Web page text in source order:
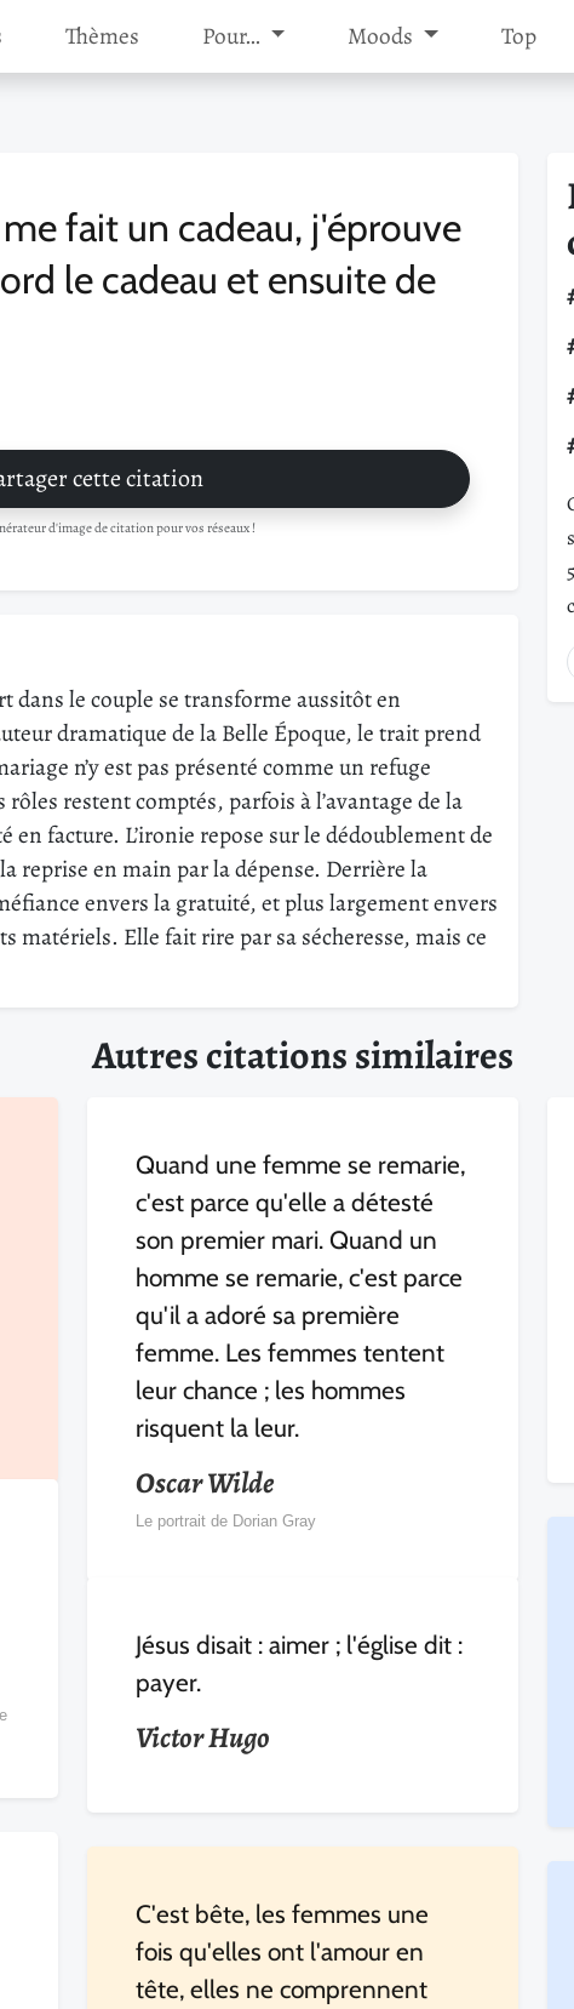
Thèmes Pour… Moods Top
fait un cadeau, j'éprouve
le cadeau et ensuite de
cette citation
d'image de citation pour vos réseaux !
dans le couple se transforme aussitôt en
dramatique de la Belle Époque, le trait prend
n’y est pas présenté comme un refuge
restent comptés, parfois à l’avantage de la
facture. L’ironie repose sur le dédoublement de
reprise en main par la dépense. Derrière la
envers la gratuité, et plus largement envers
matériels. Elle fait rire par sa sécheresse, mais ce
Autres citations similaires
Quand une femme se remarie,
c'est parce qu'elle a détesté
son premier mari. Quand un
homme se remarie, c'est parce
qu'il a adoré sa première
femme. Les femmes tentent
leur chance ; les hommes
risquent la leur.
Oscar Wilde
Le portrait de Dorian Gray
Jésus disait : aimer ; l'église dit :
payer.
Victor Hugo
C'est bête, les femmes une
fois qu'elles ont l'amour en
tête, elles ne comprennent